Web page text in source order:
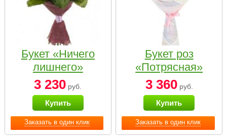
Заказать в один клик
Букет «Ничего
лишнего»
3 230 руб.
Купить
Заказать в один клик
Букет роз
«Потрясная»
3 360руб.
Купить